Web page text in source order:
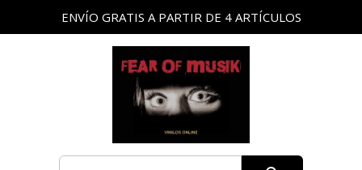
ENVÍO GRATIS A PARTIR DE 4 ARTÍCULOS